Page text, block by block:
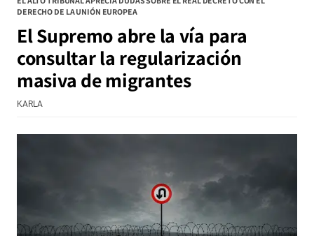
DERECHO DE LA UNIÓN EUROPEA
El Supremo abre la vía para
consultar la regularización
masiva de migrantes
KARLA